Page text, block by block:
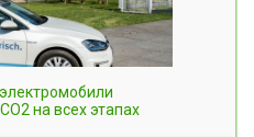
на всех этапах